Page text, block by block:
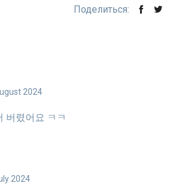
Поделиться:
2024
버렸어요 ㅋㅋ
2024